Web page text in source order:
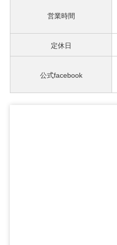
営業時間
定休日
公式facebook